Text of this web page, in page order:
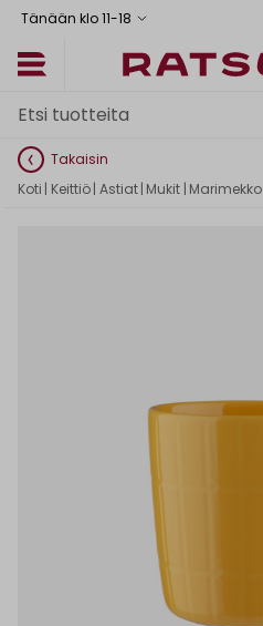
Tänään klo 11-18
Toimituskulut alk. 6,90€
Takaisin
Koti | Keittiö| Astiat | Mukit | Marimekko